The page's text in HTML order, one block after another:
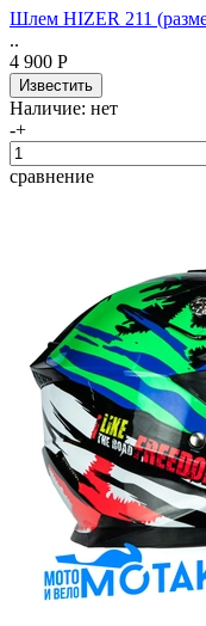
Шлем HIZER 211
..
4 900 Р
Наличие: нет
-+
сравнение